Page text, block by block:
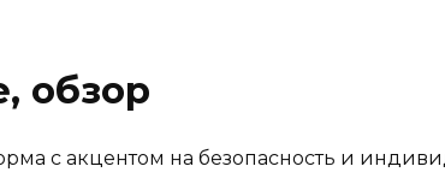
обзор
с акцентом на безопасность и